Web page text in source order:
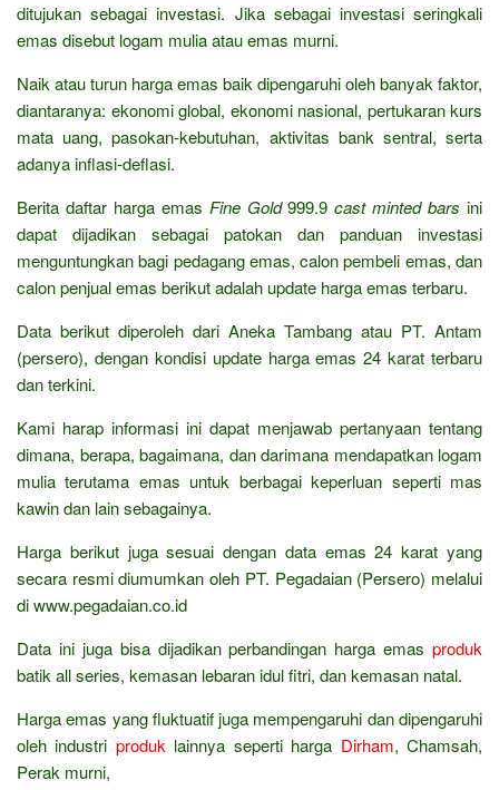
ditujukan sebagai investasi. Jika sebagai investasi seringkali
emas disebut logam mulia atau emas murni.
Naik atau turun harga emas baik dipengaruhi oleh banyak faktor,
diantaranya: ekonomi global, ekonomi nasional, pertukaran kurs
mata uang, pasokan-kebutuhan, aktivitas bank sentral, serta
adanya inflasi-deflasi.
Berita daftar harga emas Fine Gold999.9cast minted barsini
dapat dijadikan sebagai patokan dan panduan investasi
menguntungkan bagi pedagang emas, calon pembeli emas, dan
calon penjual emas berikut adalah update harga emas terbaru.
Data berikut diperoleh dari Aneka Tambang atau PT. Antam
(persero), dengan kondisi update harga emas 24 karat terbaru
dan terkini.
Kami harap informasi ini dapat menjawab pertanyaan tentang
dimana, berapa, bagaimana, dan darimana mendapatkan logam
mulia terutama emas untuk berbagai keperluan seperti mas
kawin dan lain sebagainya.
Harga berikut juga sesuai dengan data emas 24 karat yang
secara resmi diumumkan oleh PT. Pegadaian (Persero) melalui
di www.pegadaian.co.id
Data ini juga bisa dijadikan perbandingan harga emas produk
batik all series, kemasan lebaran idul fitri, dan kemasan natal.
Harga emas yang fluktuatif juga mempengaruhi dan dipengaruhi
oleh industri produklainnya seperti harga Dirham, Chamsah,
Perak murni,